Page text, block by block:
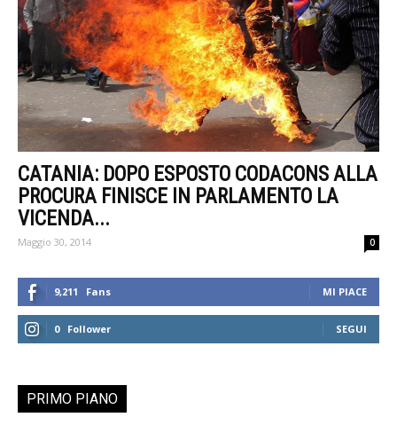
CATANIA: DOPO ESPOSTO CODACONS ALLA
PROCURA FINISCE IN PARLAMENTO LA
VICENDA...
Maggio 30, 2014 0
9,211 Fans MI PIACE
0 Follower SEGUI
PRIMO PIANO